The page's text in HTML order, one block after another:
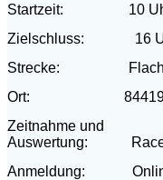
Startzeit: 10 Uhr
Zielschluss: 16 Uhr
Strecke: Flacher,
Ort: 84419
Zeitnahme und
Auswertung: Race
Anmeldung: